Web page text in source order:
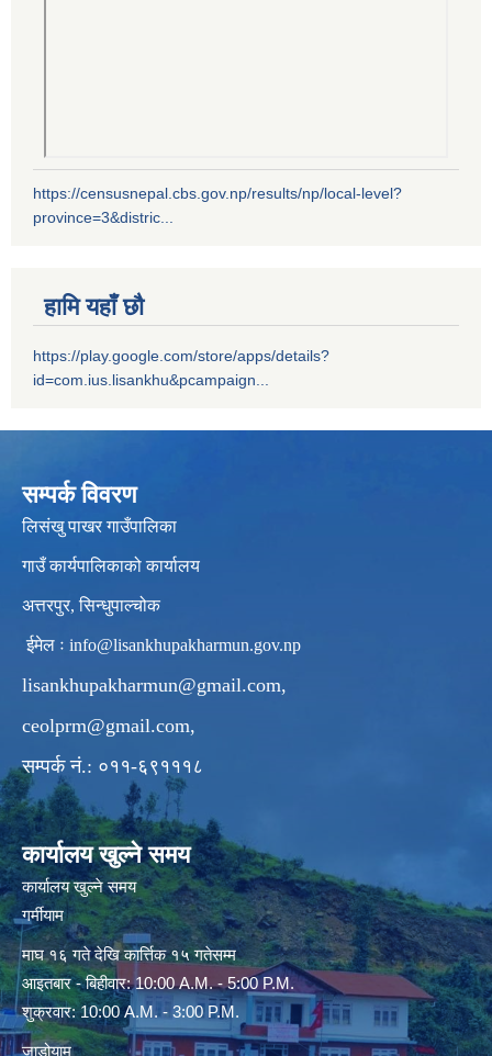
https://censusnepal.cbs.gov.np/results/np/local-level?
province=3&distric...
हामि यहाँ छौ
https://play.google.com/store/apps/details?
id=com.ius.lisankhu&pcampaign...
सम्पर्क विवरण
लिसंखु पाखर गाउँपालिका
गाउँ कार्यपालिकाको कार्यालय
अत्तरपुर, सिन्धुपाल्चोक
ईमेल ः info@lisankhupakharmun.gov.np
lisankhupakharmun@gmail.com,
ceolprm@gmail.com,
सम्पर्क नं.: ०११-६९१११८
कार्यालय खुल्ने समय
कार्यालय खुल्ने समय
गर्मीयाम
माघ १६ गते देखि कार्त्तिक १५ गतेसम्म
आइतबार - बिहीवार: 10:00 A.M. - 5:00 P.M.
शुक्रवार: 10:00 A.M. - 3:00 P.M.
जाडोयाम